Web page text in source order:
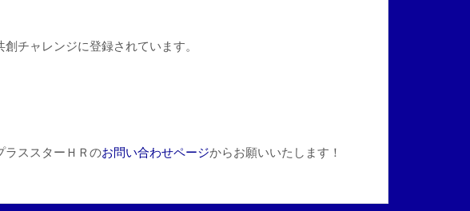
チャレンジに登録されています。
ラススターＨＲのお問い合わせページからお願いいたします！